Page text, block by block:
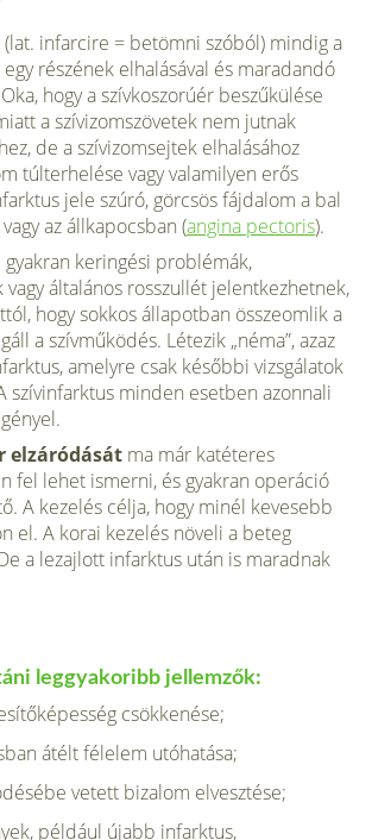
(lat. infarcire = betömni szóból) mindig a
részének elhalásával és maradandó
hogy a szívkoszorúér beszűkülése
a szívizomszövetek nem jutnak
de a szívizomsejtek elhalásához
túlterhelése vagy valamilyen erős
jele szúró, görcsös fájdalom a bal
az állkapocsban (angina pectoris).
gyakran keringési problémák,
vagy általános rosszullét jelentkezhet­nek,
hogy sokkos állapotban összeomlik a
a szívműködés. Létezik „néma”, azaz
amelyre csak későbbi vizsgálatok
szívinfarktus minden esetben azon­nali
elzáródását ma már katéteres
fel lehet ismerni, és gyakran operáció
A kezelés célja, hogy minél kevesebb
el. A korai kezelés növeli a beteg
a lezajlott infarktus után is maradnak
leggyakoribb jellemzők:
csökkenése;
átélt félelem utóhatása;
vetett bizalom elvesztése;
például újabb infarktus,